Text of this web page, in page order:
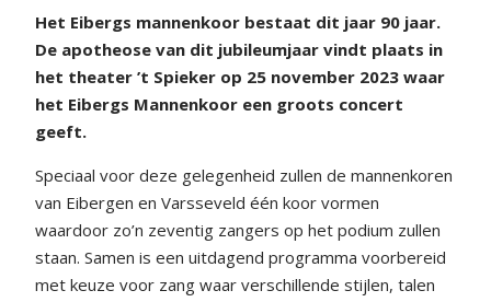
Het Eibergs mannenkoor bestaat dit jaar 90 jaar.
De apotheose van dit jubileumjaar vindt plaats in
het theater ’t Spieker op 25 november 2023 waar
het Eibergs Mannenkoor een groots concert
geeft.
Speciaal voor deze gelegenheid zullen de mannenkoren
van Eibergen en Varsseveld één koor vormen
waardoor zo’n zeventig zangers op het podium zullen
staan. Samen is een uitdagend programma voorbereid
met keuze voor zang waar verschillende stijlen, talen